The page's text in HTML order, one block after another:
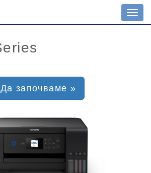
Да започваме »